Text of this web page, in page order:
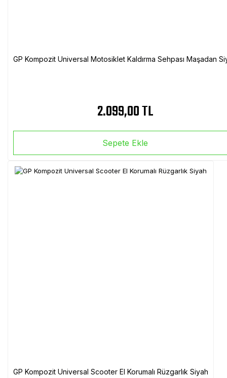
GP Kompozit Universal Motosiklet Kaldırma Sehpası Maşadan
2.099,00 TL
Sepete Ekle
GP Kompozit Universal Scooter El Korumalı Rüzgarlık Siyah